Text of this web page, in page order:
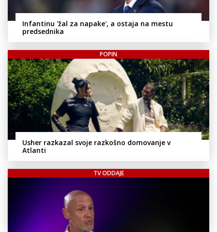
Infantinu 'žal za napake', a ostaja na mestu
predsednika
POPIN
Usher razkazal svoje razkošno domovanje v
Atlanti
TV ODDAJE